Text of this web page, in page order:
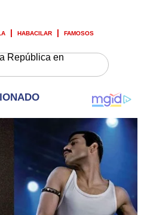
HABACILAR FAMOSOS
República en